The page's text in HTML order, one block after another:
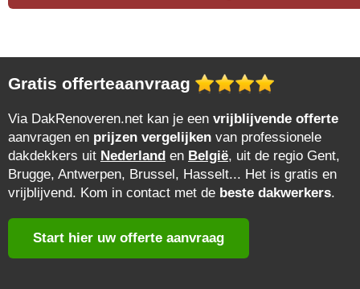
Gratis offerteaanvraag
Via DakRenoveren.net kan je een vrijblijvende offerte
aanvragen en prijzen vergelijken van professionele
dakdekkers uit Nederland en België, uit de regio Gent,
Brugge, Antwerpen, Brussel, Hasselt... Het is gratis en
vrijblijvend. Kom in contact met de beste dakwerkers.
Start hier uw offerte aanvraag